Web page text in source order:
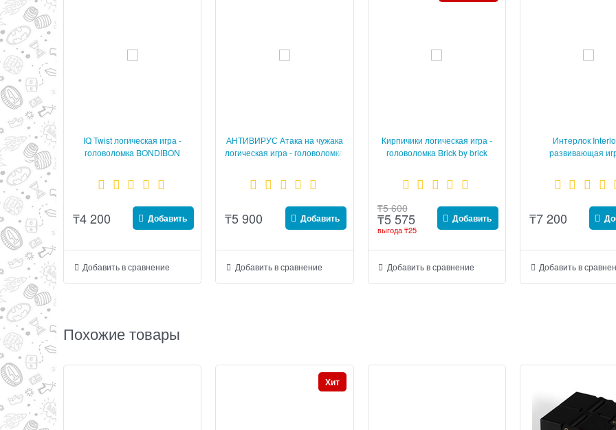
IQ Twist логическая игра -
головоломка BONDIBON
₸4 200 Добавить
Добавить в сравнение
АНТИВИРУС Атака на чужака
логическая игра - головоломка
₸5 900 Добавить
Добавить в сравнение
Кирпичики логическая игра -
головоломка Brick by brick
₸5 600
₸5 575
выгода₸25
Добавить
Добавить в сравнение
Интерлок
развивающая
₸7 200
Добавить в
Похожие товары
Хит